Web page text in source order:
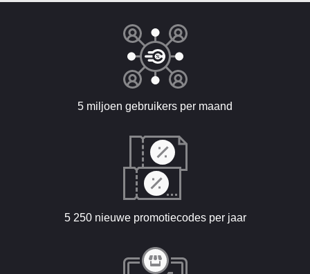
5 miljoen gebruikers per maand
5 250 nieuwe promotiecodes per jaar